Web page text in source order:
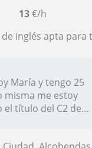
13€/h
los niveles, desde empezar de 0 hasta preparaciones de exámenes de
María y tengo 25
misma me estoy
el título del C2 de